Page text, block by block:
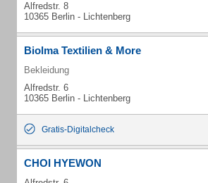
Alfredstr. 8
10365 Berlin - Lichtenberg
Biolma Textilien & More
Bekleidung
Alfredstr. 6
10365 Berlin - Lichtenberg
Gratis-Digitalcheck
CHOI HYEWON